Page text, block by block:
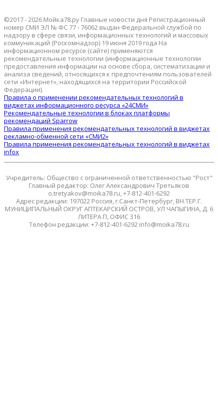
©2017 - 2026 Мойка78.ру Главные новости дня Регистрационный
номер СМИ ЭЛ № ФС 77 - 76062 выдан Федеральной службой по
надзору в сфере связи, информационных технологий и массовых
коммуникаций (Роскомнадзор) 19 июня 2019 года На
информационном ресурсе (сайте) применяются
рекомендательные технологии (информационные технологии
предоставления информации на основе сбора, систематизации и
анализа сведений, относящихся к предпочтениям пользователей
сети «Интернет», находящихся на территории Российской
Федерации).
Правила о применении рекомендательных технологий в
виджетах информационного ресурса «24СМИ»
Рекомендательные технологии в блоках платформы
рекомендаций Sparrow
Правила применения рекомендательных технологий в виджетах
рекламно-обменной сети «СМИ2»
Правила применения рекомендательных технологий в виджетах
infox
Учредитель: Общество с ограниченной ответственностью "Рост"
Главный редактор: Олег Александрович Третьяков
o.tretyakov@moika78.ru, +7-812-401-6292
Адрес редакции: 197022 Россия, г.Санкт-Петербург, ВН.ТЕР.Г.
МУНИЦИПАЛЬНЫЙ ОКРУГ АПТЕКАРСКИЙ ОСТРОВ, УЛ ЧАПЫГИНА, Д. 6
ЛИТЕРА П, ОФИС 316
Телефон редакции: +7-812-401-6292 info@moika78.ru